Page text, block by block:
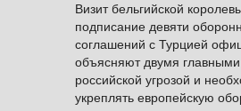
Визит бельгийской
подписание девяти
соглашений с Турцией
объясняют двумя
российской угрозой и
укреплять европейскую